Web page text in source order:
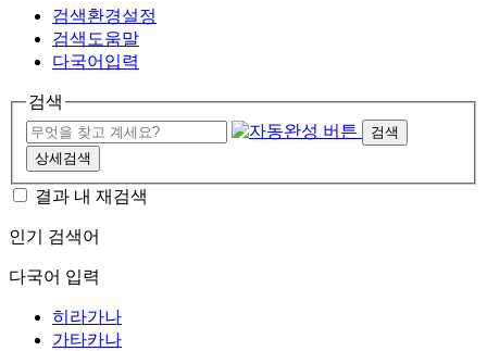
검색환경설정
검색도움말
다국어입력
검색
검색
상세검색
결과 내 재검색
인기 검색어
다국어 입력
히라가나
가타카나